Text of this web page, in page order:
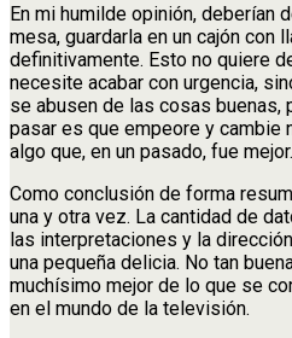
En mi humilde opinión, deberían
mesa, guardarla en un cajón con
definitivamente. Esto no quiere
necesite acabar con urgencia,
se abusen de las cosas buenas,
pasar es que empeore y cambie
algo que, en un pasado, fue mejor.
Como conclusión de forma
una y otra vez. La cantidad de
las interpretaciones y la
una pequeña delicia. No tan
muchísimo mejor de lo que se
en el mundo de la televisión.